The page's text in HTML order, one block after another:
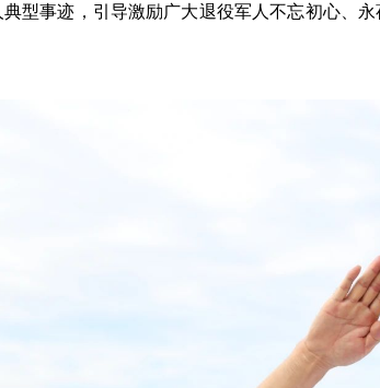
型事迹，引导激励广大退役军人不忘初心、